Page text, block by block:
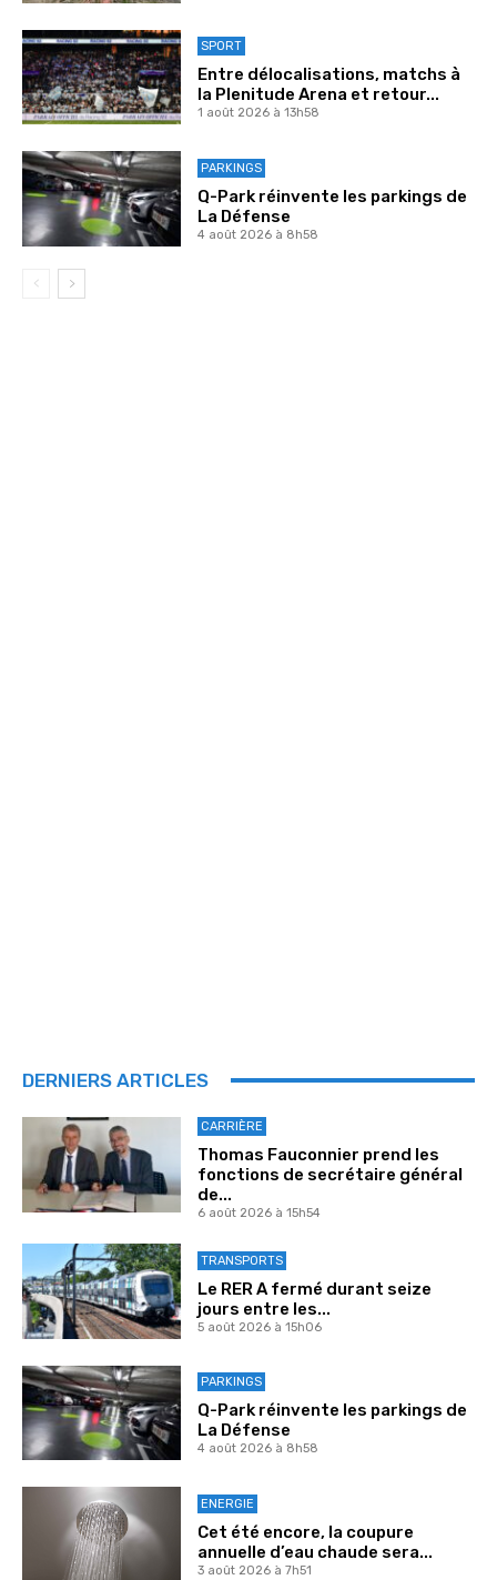
SPORT
Entre délocalisations, matchs à
la Plenitude Arena et retour...
1 août 2026 à 13h58
PARKINGS
Q-Park réinvente les parkings de
La Défense
4 août 2026 à 8h58
DERNIERS ARTICLES
CARRIÈRE
Thomas Fauconnier prend les
fonctions de secrétaire général
de...
6 août 2026 à 15h54
TRANSPORTS
Le RER A fermé durant seize
jours entre les...
5 août 2026 à 15h06
PARKINGS
Q-Park réinvente les parkings de
La Défense
4 août 2026 à 8h58
ENERGIE
Cet été encore, la coupure
annuelle d’eau chaude sera...
3 août 2026 à 7h51